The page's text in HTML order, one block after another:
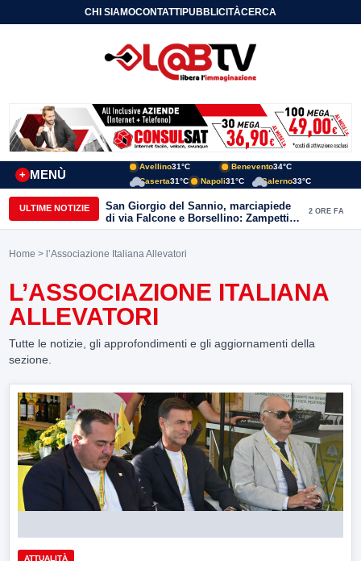
CHI SIAMOCONTATTIPUBBLICITÀCERCA
MENÙ
+
Avellino31°C Benevento34°C
Caserta31°C Napoli31°C Salerno33°C
ULTIME NOTIZIE
San Giorgio del Sannio, marciapiede
di via Falcone e Borsellino: Zampetti e
Lombardi replicano alle polemiche
2 ORE FA
Home > l’Associazione Italiana Allevatori
L’ASSOCIAZIONE ITALIANA
ALLEVATORI
Tutte le notizie, gli approfondimenti e gli aggiornamenti della
sezione.
ATTUALITÀ